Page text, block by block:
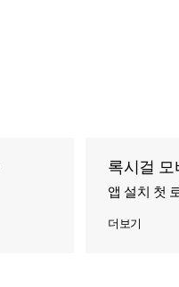
록시걸 모
앱 설치 첫
더보기